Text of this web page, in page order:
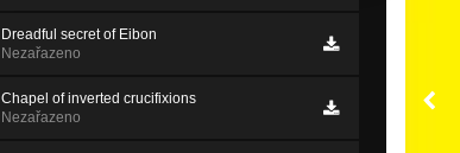
Dreadful secret of Eibon
Nezařazeno
Chapel of inverted crucifixions
Nezařazeno